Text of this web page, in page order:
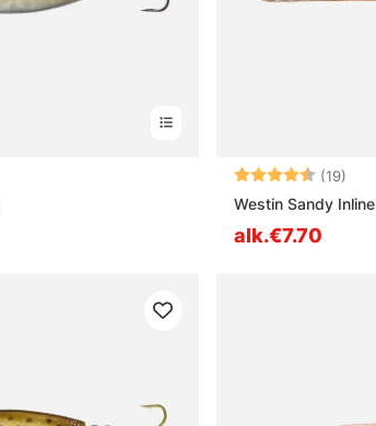
Arvio: (19)
Westin Sandy Inline
alk.€7.70